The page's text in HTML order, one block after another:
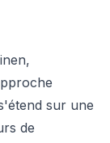
sur une
de